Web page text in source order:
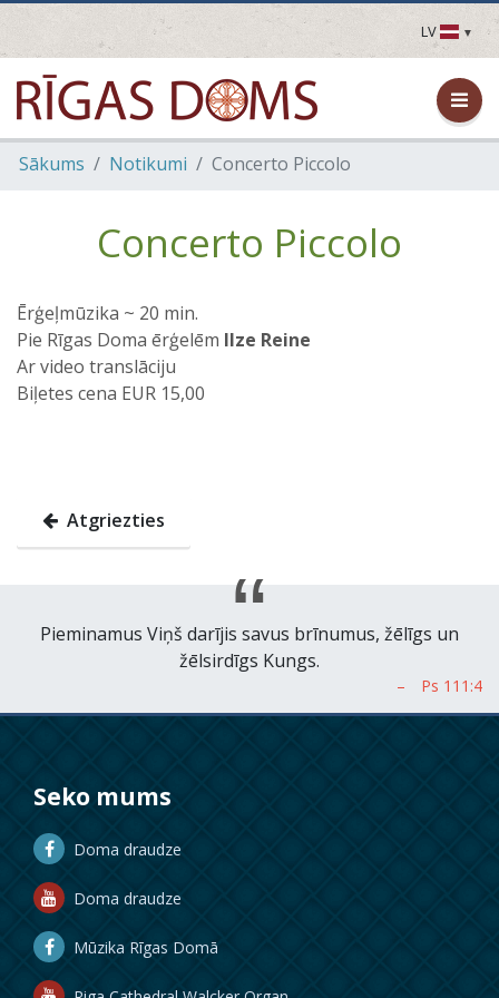
LV
LV
EN
DE
FR
Sākums Notikumi Concerto Piccolo
Concerto Piccolo
Ērģeļmūzika ~ 20 min.
Pie Rīgas Doma ērģelēm Ilze Reine
Ar video translāciju
Biļetes cena EUR 15,00
Atgriezties
Pieminamus Viņš darījis savus brīnumus, žēlīgs un
žēlsirdīgs Kungs.
Seko mums
Doma draudze
Doma draudze
Mūzika Rīgas Domā